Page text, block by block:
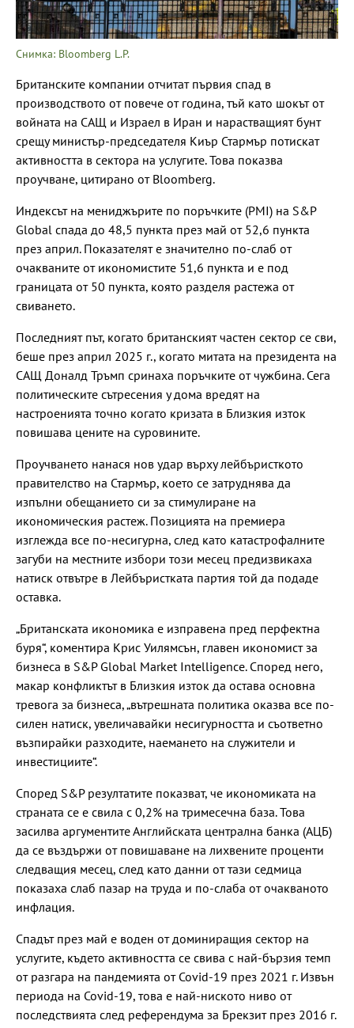
Снимка: Bloomberg L.P.
Британските компании отчитат първия спад в
производството от повече от година, тъй като шокът от
войната на САЩ и Израел в Иран и нарастващият бунт
срещу министър-председателя Киър Стармър потискат
активността в сектора на услугите. Това показва
проучване, цитирано от Bloomberg.
Индексът на мениджърите по поръчките (PMI) на S&P
Global спада до 48,5 пункта през май от 52,6 пункта
през април. Показателят е значително по-слаб от
очакваните от икономистите 51,6 пункта и е под
границата от 50 пункта, която разделя растежа от
свиването.
Последният път, когато британският частен сектор се сви,
беше през април 2025 г., когато митата на президента на
САЩ Доналд Тръмп сринаха поръчките от чужбина. Сега
политическите сътресения у дома вредят на
настроенията точно когато кризата в Близкия изток
повишава цените на суровините.
Проучването нанася нов удар върху лейбъристкото
правителство на Стармър, което се затруднява да
изпълни обещанието си за стимулиране на
икономическия растеж. Позицията на премиера
изглежда все по-несигурна, след като катастрофалните
загуби на местните избори този месец предизвикаха
натиск отвътре в Лейбъристката партия той да подаде
оставка.
„Британската икономика е изправена пред перфектна
буря“, коментира Крис Уилямсън, главен икономист за
бизнеса в S&P Global Market Intelligence. Според него,
макар конфликтът в Близкия изток да остава основна
тревога за бизнеса, „вътрешната политика оказва все по-
силен натиск, увеличавайки несигурността и съответно
възпирайки разходите, наемането на служители и
инвестициите“.
Според S&P резултатите показват, че икономиката на
страната се е свила с 0,2% на тримесечна база. Това
засилва аргументите Английската централна банка (АЦБ)
да се въздържи от повишаване на лихвените проценти
следващия месец, след като данни от тази седмица
показаха слаб пазар на труда и по-слаба от очакваното
инфлация.
Спадът през май е воден от доминиращия сектор на
услугите, където активността се свива с най-бързия темп
от разгара на пандемията от Covid-19 през 2021 г. Извън
периода на Covid-19, това е най-ниското ниво от
последствията след референдума за Брекзит през 2016 г.